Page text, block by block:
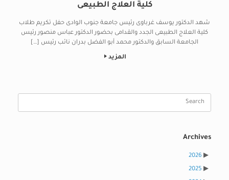
كلية العلاج الطبيعى
شهد الدكتور يوسف غرباوى رئيس جامعة جنوب الوادى حفل تكريم طلاب
كلية العلاج الطبيعى الجدد والقدامى بحضور الدكتور عباس منصور رئيس
الجامعة السابق والدكتور محمد أبو الفضل بدران نائب رئيس […]
المزيد
Archives
2026
2025